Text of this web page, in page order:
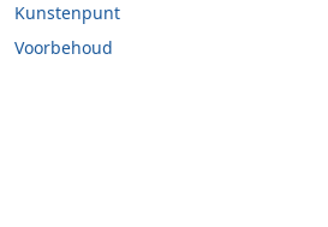
Kunstenpunt
Voorbehoud